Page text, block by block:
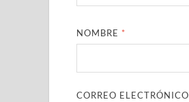
NOMBRE *
CORREO ELECTRÓNICO